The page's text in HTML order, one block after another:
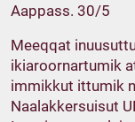
Aappass. 30/5
Meeqqat
ikiaroornartumik
immikkut ittumik
Naalakkersuisut